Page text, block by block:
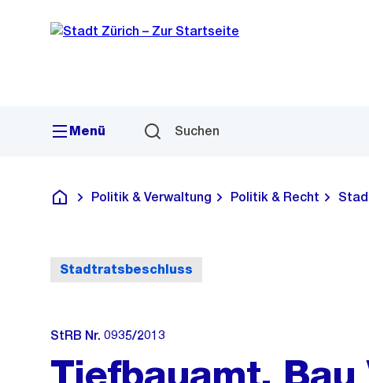
Navigation
Sprunglink
Menü Suchen
Deutsch
Politik & Verwaltung Politik & Recht
Stadtratsbeschluss
StRB Nr. 0935/2013
Tiefbauamt, Bau